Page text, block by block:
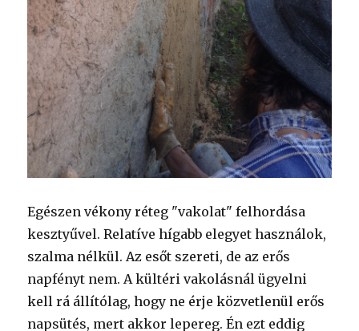
Egészen vékony réteg "vakolat" felhordása
kesztyűvel. Relatíve hígabb elegyet használok,
szalma nélkül. Az esőt szereti, de az erős
napfényt nem. A kültéri vakolásnál ügyelni
kell rá állítólag, hogy ne érje közvetlenül erős
napsütés, mert akkor lepereg. Én ezt eddig